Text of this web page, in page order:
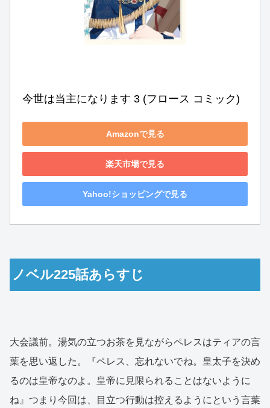
今世は当主になります 3 (フロース コミック)
Amazonで見る
楽天市場で見る
Yahoo!ショッピングで見る
ノベル225話あらすじ
大会議前。湯気の立つお茶を見ながらペレスはティアの言
葉を思い返した。『ペレス、忘れないでね。皇太子を決め
るのは皇帝なのよ。皇帝に見限られることはないように
ね』つまり今回は、目立つ行動は控えるようにという言葉